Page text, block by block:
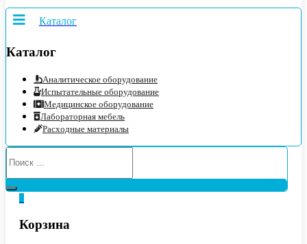
Каталог
Каталог
Аналитическое оборудование
Испытательные оборудование
Медицинское оборудование
Лабораторная мебель
Расходные материалы
Корзина